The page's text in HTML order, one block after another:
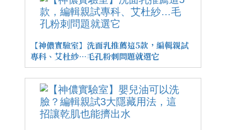
【神儂實驗室】洗面乳推薦這5款，編輯親試
專科、艾杜紗…毛孔粉刺問題就選它